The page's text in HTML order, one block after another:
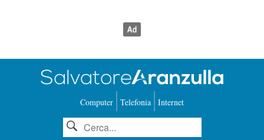
Computer Telefonia Internet